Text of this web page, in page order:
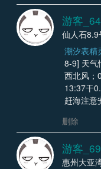
游客
仙人石8.9
潮汐表精
8-9] 天气
西北风；
13:37干
赶海注意
删除
游客
惠州大亚